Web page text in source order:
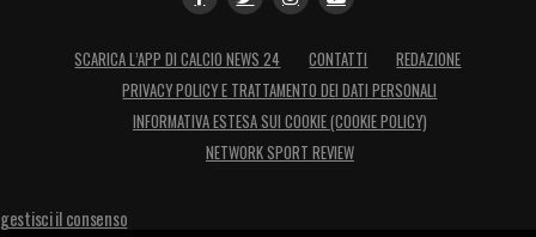
SCARICA L’APP DI CALCIO NEWS 24 CONTATTI
REDAZIONE
PRIVACY POLICY E TRATTAMENTO DEI DATI PERSONALI
INFORMATIVA ESTESA SUI COOKIE (COOKIE POLICY)
NETWORK SPORT REVIEW
gestisci il consenso